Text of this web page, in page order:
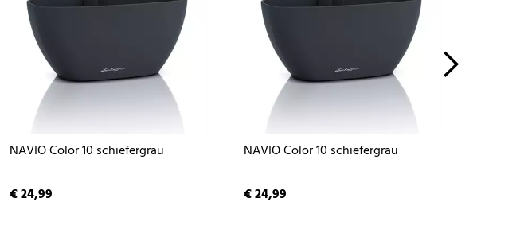
NAVIO Color 10 schiefergrau
€ 24,99
NAVIO Color 10 schiefergrau
€ 24,99